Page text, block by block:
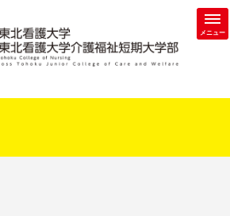
園 日本赤十字東北看護大学・日本赤